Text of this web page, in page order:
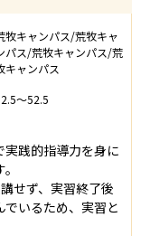
キャンパス/荒牧キャ
パス/荒牧キャンパス/荒
ャンパス
〜52.5
践的指導力を身に
せず、実習終了後
いるため、実習と